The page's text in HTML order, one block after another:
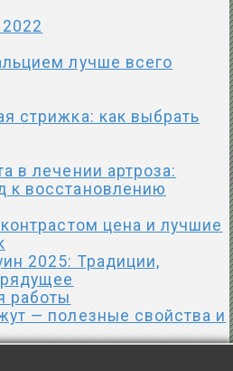
лучше всего
стрижка: как выбрать
в лечении артроза:
к восстановлению
цена и лучшие
2025: Традиции,
работы
— полезные свойства и